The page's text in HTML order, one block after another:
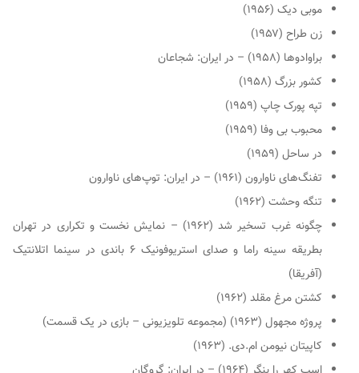
موبی دیک (۱۹۵۶)
زن طراح (۱۹۵۷)
براوادوها (۱۹۵۸) – در ایران: شجاعان
کشور بزرگ (۱۹۵۸)
تپه پورک چاپ (۱۹۵۹)
محبوب بی وفا (۱۹۵۹)
در ساحل (۱۹۵۹)
تفنگ‌های ناوارون (۱۹۶۱) – در ایران: توپ‌های ناوارون
تنگه وحشت (۱۹۶۲)
چگونه غرب تسخیر شد (۱۹۶۲) – نمایش نخست و تکراری در تهران
بطریقه سینه راما و صدای استریوفونیک ۶ باندی در سینما اتلانتیک
(آفریقا)
کشتن مرغ مقلد (۱۹۶۲)
پروژه مجهول (۱۹۶۳) (مجموعه تلویزیونی – بازی در یک قسمت)
کاپیتان نیومن ام.دی. (۱۹۶۳)